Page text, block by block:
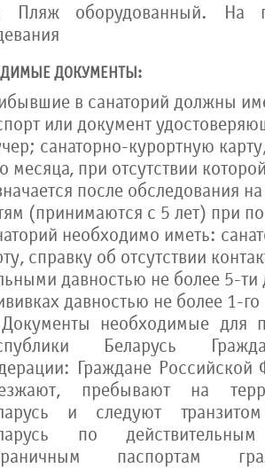
Пляж оборудованный. На
ДОКУМЕНТЫ:
в санаторий должны
или документ
санаторно-курортную
месяца, при отсутствии
после обследования
(принимаются с 5 лет) при
необходимо иметь:
справку об отсутствии
давностью не более 5-ти
давностью не более 1-
необходимые для
Беларусь
Граждане Российской
пребывают на
и следуют
по
паспортам